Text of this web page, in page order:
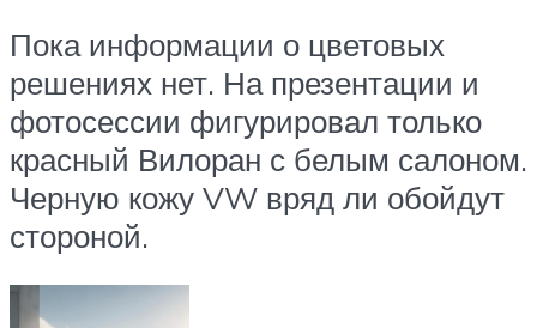
Пока информации о цветовых
решениях нет. На презентации и
фотосессии фигурировал только
красный Вилоран с белым салоном.
Черную кожу VW вряд ли обойдут
стороной.